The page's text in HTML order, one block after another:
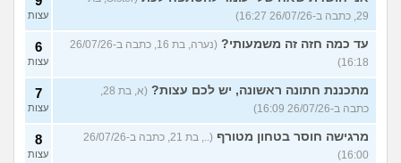
29, כתבה ב-26/07/26 16:27)
עצות
עד כמה חזה זה משמעותי?
(נערה, בת 16, כתבה ב-26/07/26
16:18)
6
עצות
מתכננת חתונה ראשונה, יש לכם עצות?
(א, בת 28,
כתבה ב-26/07/26 16:09)
7
עצות
מרגישה חוסר בטחון מטורף
(.., בת 21, כתבה ב-26/07/26
16:00)
8
עצות